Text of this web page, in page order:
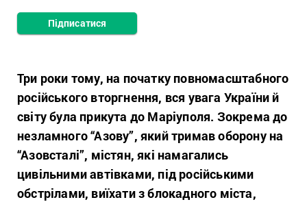
Підписатися
Три роки тому, на початку повномасштабного
російського вторгнення, вся увага України й
світу була прикута до Маріуполя. Зокрема до
незламного “Азову”, який тримав оборону на
“Азовсталі”, містян, які намагались
цивільними автівками, під російськими
обстрілами, виїхати з блокадного міста,